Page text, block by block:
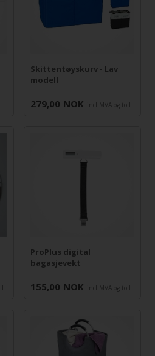
Skittentøyskurv - Lav
modell
279,00 NOK incl MVA og toll
ProPlus digital
bagasjevekt
155,00 NOK incl MVA og toll